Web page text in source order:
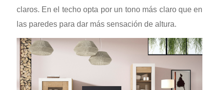
claros. En el techo opta por un tono más claro que en
las paredes para dar más sensación de altura.